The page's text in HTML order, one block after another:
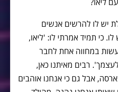
יש לו להרשים אנשים
כי תמיד אמרתי לו: 'ליאו,
במחווה אחת לחבר
רבים מאיתנו כאן,
אבל גם כי אנחנו אוהבים